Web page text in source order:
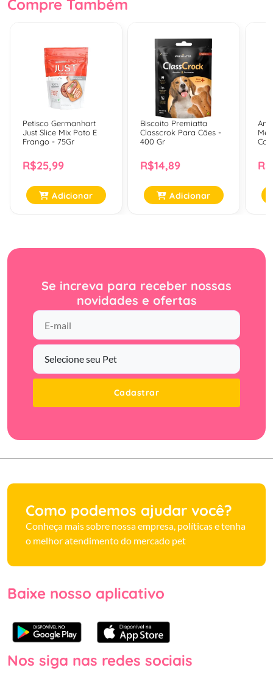
Compre Também
Petisco Germanhart
Just Slice Mix Pato E
Frango - 75Gr
R$25,99
Adicionar
Biscoito Premiatta
Classcrok Para Cães -
400 Gr
R$14,89
Adicionar
Se increva para receber nossas
novidades e ofertas
Cadastrar
Como podemos ajudar você?
Conheça mais sobre nossa empresa, políticas e tenha
o melhor atendimento do mercado pet
Baixe nosso aplicativo
Nos siga nas redes sociais